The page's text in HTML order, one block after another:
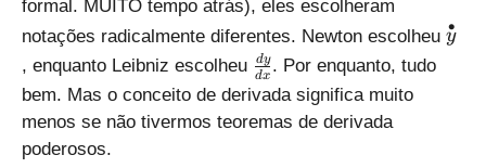
)
\
r
i
g
formal. MUITO tempo atrás), eles escolheram
notações radicalmente diferentes. Newton escolheu \
y
∙
, enquanto Leibniz escolheu \
f
a
dx
dy . Por enquanto, tudo
bem. Mas o conceito de derivada significa muito
menos se não tivermos teoremas de derivada
poderosos.